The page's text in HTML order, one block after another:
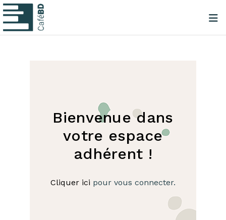
Bienvenue dans
votre espace
adhérent !
Cliquer ici pour vous connecter.